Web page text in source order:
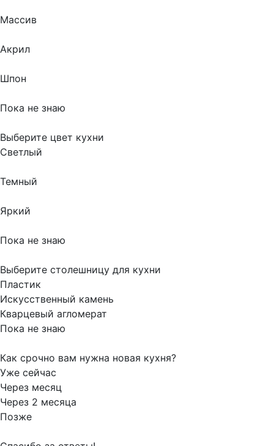
Массив
Акрил
Шпон
Пока не знаю
Выберите цвет кухни
Светлый
Темный
Яркий
Пока не знаю
Выберите столешницу для кухни
Пластик
Искусственный камень
Кварцевый агломерат
Пока не знаю
Как срочно вам нужна новая кухня?
Уже сейчас
Через месяц
Через 2 месяца
Позже